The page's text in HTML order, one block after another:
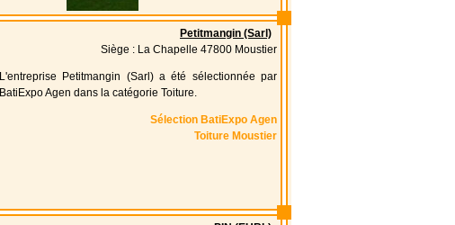
Petitmangin (Sarl)
Siège : La Chapelle 47800 Moustier
L'entreprise Petitmangin (Sarl) a été sélectionnée par
BatiExpo Agen dans la catégorie Toiture.
Sélection BatiExpo Agen
Toiture Moustier